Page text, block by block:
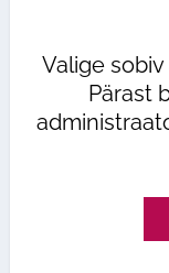
Valige
Pärast